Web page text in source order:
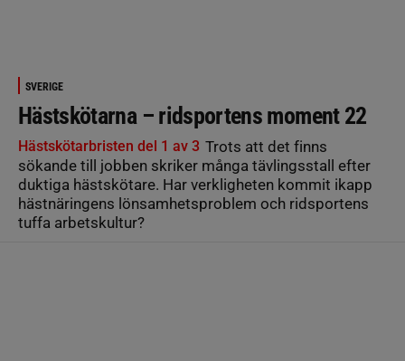
SVERIGE
Hästskötarna – ridsportens moment 22
Hästskötarbristen del 1 av 3 Trots att det finns
sökande till jobben skriker många tävlingsstall efter
duktiga hästskötare. Har verkligheten kommit ikapp
hästnäringens lönsamhetsproblem och ridsportens
tuffa arbetskultur?